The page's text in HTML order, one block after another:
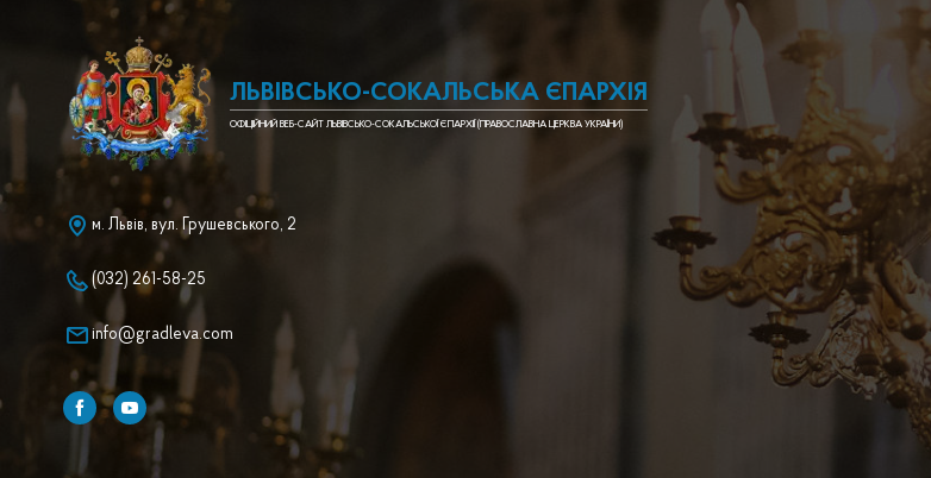
ЛЬВІВСЬКО-СОКАЛЬСЬКА ЄПАРХІЯ
ОФІЦІЙНИЙ ВЕБ-САЙТ ЛЬВІВСЬКО-СОКАЛЬСЬКОЇ ЄПАРХІЇ (ПРАВОСЛАВНА ЦЕРКВА УКРАЇНИ)
м. Львів, вул. Грушевського, 2
(032) 261-58-25
info@gradleva.com